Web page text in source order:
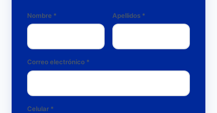
Nombre * Apellidos *
Correo electrónico *
Celular *